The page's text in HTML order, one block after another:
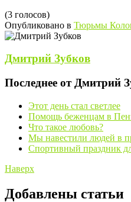
(3 голосов)
Опубликовано в Тюрьмы
Дмитрий Зубков
Последнее от Дмитрий
Этот день стал светлее
Помощь беженцам в
Что такое любовь?
Мы навестили людей в
Спортивный праздник
Наверх
Добавлены статьи